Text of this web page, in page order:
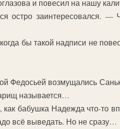
и повесил на нашу
заинтересовался. —
бы такой надписи не
Федосьей возмущались
называется…
бабушка Надежда что-то
всё выведать. Но не сразу…